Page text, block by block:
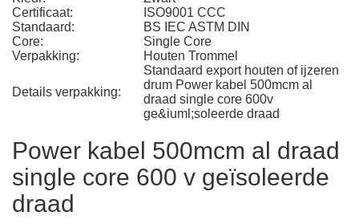
Certificaat:
ISO9001 CCC
Standaard:
BS IEC ASTM DIN
Core:
Single Core
Verpakking:
Houten Trommel
Details verpakking:
Standaard export houten of ijzeren
drum Power kabel 500mcm al
draad single core 600v
ge&iuml;soleerde draad
Power kabel 500mcm al draad
single core 600 v geïsoleerde
draad